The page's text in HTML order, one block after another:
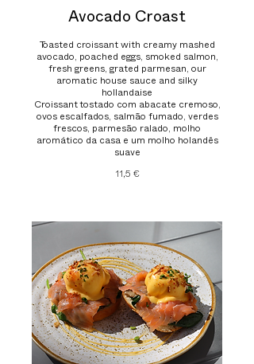
Avocado Croast
Toasted croissant with creamy mashed
avocado, poached eggs, smoked salmon,
fresh greens, grated parmesan, our
aromatic house sauce and silky
hollandaise
Croissant tostado com abacate cremoso,
ovos escalfados, salmão fumado, verdes
frescos, parmesão ralado, molho
aromático da casa e um molho holandês
suave
11,5 €